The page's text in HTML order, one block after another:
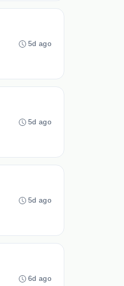
5d ago
5d ago
5d ago
6d ago